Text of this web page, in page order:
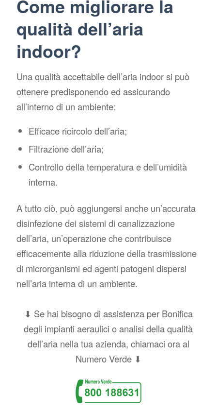
Come migliorare la
qualità dell’aria
indoor?
Una qualità accettabile dell’aria indoor si può
ottenere predisponendo ed assicurando
all’interno di un ambiente:
Efficace ricircolo dell’aria;
Filtrazione dell’aria;
Controllo della temperatura e dell’umidità
interna.
A tutto ciò, può aggiungersi anche un’accurata
disinfezione dei sistemi di canalizzazione
dell’aria, un’operazione che contribuisce
efficacemente alla riduzione della trasmissione
di microrganismi ed agenti patogeni dispersi
nell’aria interna di un ambiente.
⬇ Se hai bisogno di assistenza per Bonifica
degli impianti aeraulici o analisi della qualità
dell’aria nella tua azienda, chiamaci ora al
Numero Verde ⬇